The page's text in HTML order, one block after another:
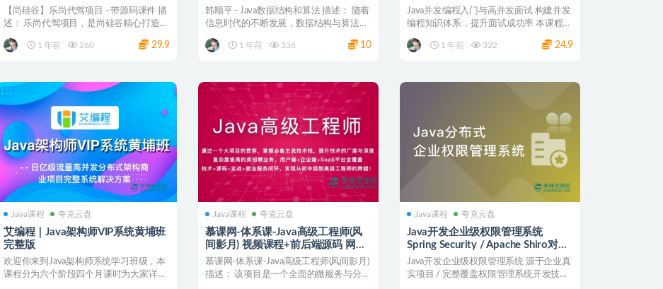
码+课件 夸克网盘
【尚硅谷】乐尚代驾项目 - 带源码课件 描
述： 乐尚代驾项目，是尚硅谷精心打造的
1 年前
260 29.9
韩顺平 - Java数据结构和算法 描述： 随着
信息时代的不断发展，数据结构与算法作
1 年前
336 10
Java并发编程入门与高并发面试 构建并发
编程知识体系，提升面试成功率 本课程将
1 年前
322 24.9
Java课程 夸克云盘
艾编程｜Java架构师VIP系统黄埔班
完整版
欢迎你来到Java架构师系统学习班级，本
课程分为六个阶段四个月课时为大家详细
Java课程 夸克云盘
慕课网-体系课-Java高级工程师(风
间影月) 视频课程+前后端源码 网盘
下载
慕课网-体系课-Java高级工程师(风间影月)
描述： 该项目是一个全面的微服务与分布
Java课程 夸克云盘
Java开发企业级权限管理系统
Spring Security / Apache Shiro对比
分析 视频课程+源代码 网盘下载
Java开发企业级权限管理系统 源于企业真
实项目 / 完整覆盖权限管理系统开发技术